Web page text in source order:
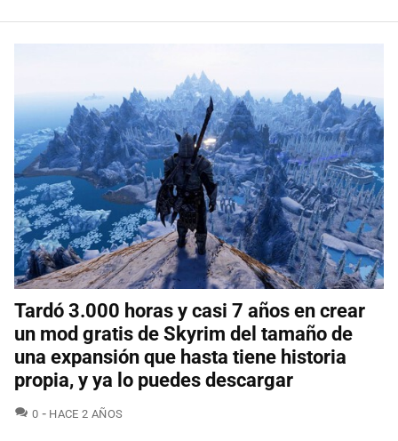
Tardó 3.000 horas y casi 7 años en crear
un mod gratis de Skyrim del tamaño de
una expansión que hasta tiene historia
propia, y ya lo puedes descargar
0 COMENTARIOS
HACE 2 AÑOS